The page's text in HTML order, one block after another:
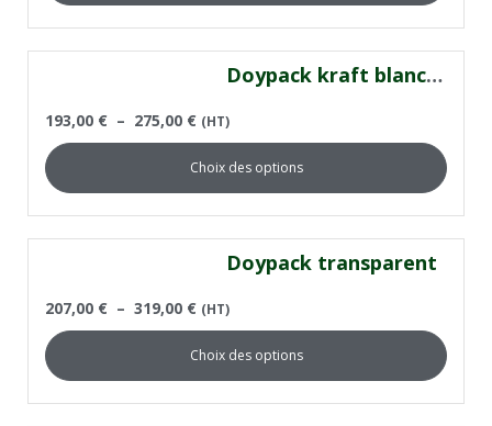
Doypack kraft blanc avec fenêtre
193,00 € – 275,00 € (HT)
Choix des options
Doypack transparent
207,00 € – 319,00 € (HT)
Choix des options